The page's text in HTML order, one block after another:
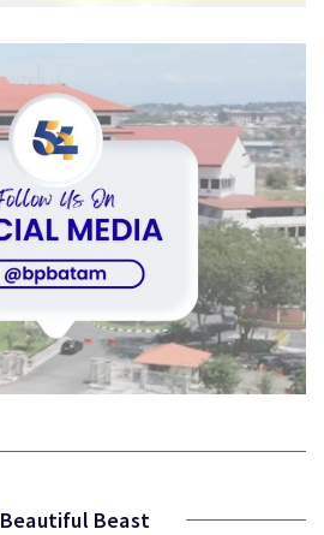
Beautiful Beast